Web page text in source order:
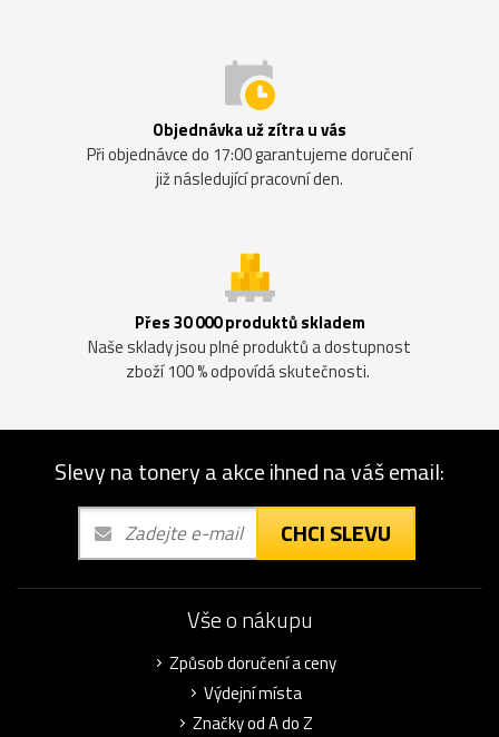
Objednávka už zítra u vás
Při objednávce do 17:00 garantujeme doručení
již následující pracovní den.
Přes 30 000 produktů skladem
Naše sklady jsou plné produktů a dostupnost
zboží 100 % odpovídá skutečnosti.
Slevy na tonery a akce ihned na váš email:
CHCI SLEVU
Vše o nákupu
Způsob doručení a ceny
Výdejní místa
Značky od A do Z